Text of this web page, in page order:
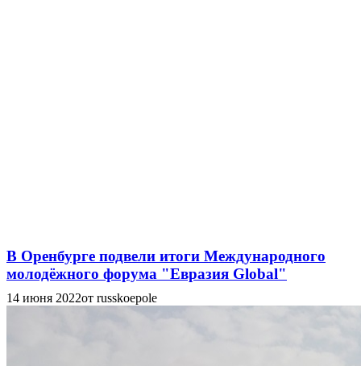
В Оренбурге подвели итоги Международного
молодёжного форума "Евразия Global"
14 июня 2022от russkoepole